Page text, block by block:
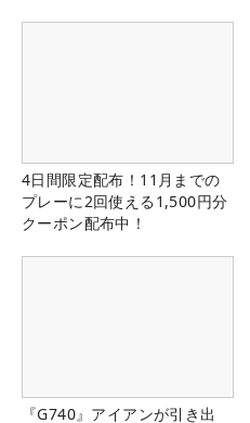
4日間限定配布！11月までの
プレーに2回使える1,500円分
クーポン配布中！
『G740』アイアンが引き出